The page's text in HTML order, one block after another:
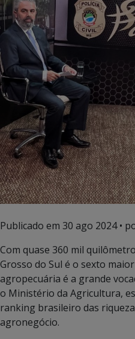
Publicado em 30 ago 2024•
Com quase 360 mil
Grosso do Sul é o sexto
agropecuária é a grande
o Ministério da Agricultura,
ranking brasileiro das
agronegócio.